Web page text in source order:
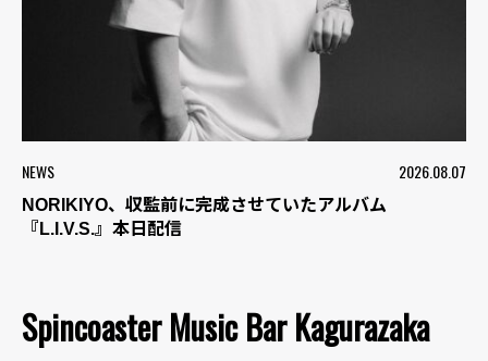
NEWS 2026.08.07
NORIKIYO、収監前に完成させていたアルバム
『L.I.V.S.』本日配信
Spincoaster Music Bar Kagurazaka